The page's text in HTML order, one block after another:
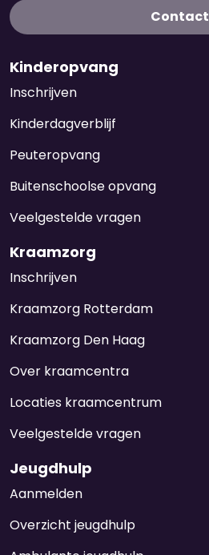
Contact
Kinderopvang
Inschrijven
Kinderdagverblijf
Peuteropvang
Buitenschoolse opvang
Veelgestelde vragen
Kraamzorg
Inschrijven
Kraamzorg Rotterdam
Kraamzorg Den Haag
Over kraamcentra
Locaties kraamcentrum
Veelgestelde vragen
Jeugdhulp
Aanmelden
Overzicht jeugdhulp